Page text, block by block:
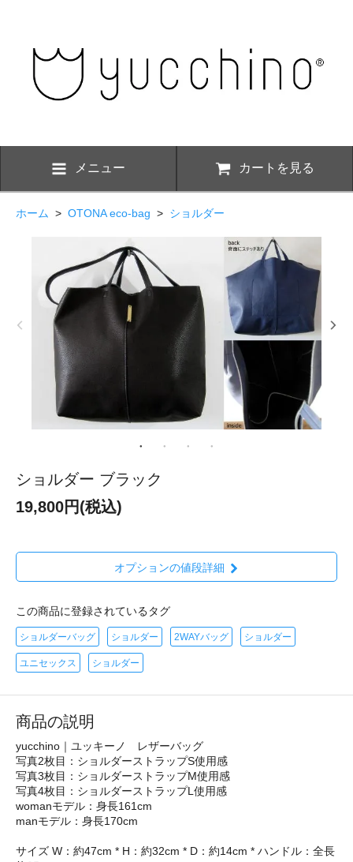
メニュー カートを見る
ホーム > OTONA eco-bag > ショルダー
ショルダー ブラック
19,800円(税込)
オプションの値段詳細
この商品に登録されているタグ
ショルダーバッグ ショルダー 2WAYバッグ ショルダー
ユニセックス ショルダー
商品の説明
yucchino｜ユッキーノ レザーバッグ
写真2枚目：ショルダーストラップS使用感
写真3枚目：ショルダーストラップM使用感
写真4枚目：ショルダーストラップL使用感
womanモデル：身長161cm
manモデル：身長170cm
サイズ W：約47cm * H：約32cm * D：約14cm * ハンドル：全長